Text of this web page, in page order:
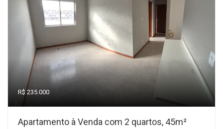
R$ 235.000
Apartamento à Venda com 2 quartos, 45m²